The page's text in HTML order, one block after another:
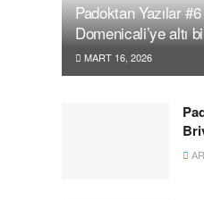
Padoktan Yazılar
Domenicali’ye altı
MART 16, 2026